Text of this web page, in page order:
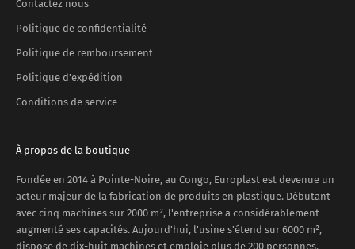
Contactez nous
Politique de confidentialité
Politique de remboursement
Politique d'expédition
Conditions de service
À propos de la boutique
Fondée en 2014 à Pointe-Noire, au Congo, Europlast est devenue un
acteur majeur de la fabrication de produits en plastique. Débutant
avec cinq machines sur 2000 m², l'entreprise a considérablement
augmenté ses capacités. Aujourd'hui, l'usine s'étend sur 6000 m²,
dispose de dix-huit machines et emploie plus de 200 personnes.